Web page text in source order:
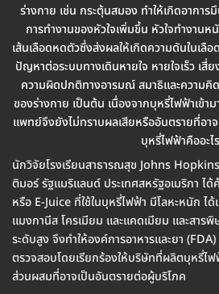
ร่างกาย เช่น กระตุ้นสมอง ทำให้เกิดอาการ
การทำงานของหัวใจเพิ่มขึ้น หัวใจทำงานห
เส้นเลือดหดตัวซึ่งส่งผลให้เกิดความดันในเลื
ปัญหาต่อระบบทางเดินหายใจ หายใจเร็ว เสี่
ความผิดปกติทางอารมณ์ สมาธิและความ
ของร่างกาย เป็นต้น เนื่องจากบุหรี่ไฟฟ้าเข้า
แพทย์จึงยังไม่ทราบผลเสียหรืออันตรายที่อาจ
บุหรี่ไฟฟ้าคืออะไร
นักวิจัยโรงเรียนสาธารณสุข Johns
ติมอร์ รัฐแมริแลนด์ ประเทศสหรัฐอเมริกา ไ
หรือ E-Juice ที่ใช้ในบุหรี่ไฟฟ้า มีโลหะหนัก ไ
แมงกานีส โครเมียม และแคดเมียม และสารพิ
ระดับสูง จึงทำให้องค์การอาหารและยา
ตรวจสอบโดยเรียกร้องให้บริษัทที่ผลิตบุหรี่ไฟ
ส่วนผสมที่อาจเป็นอันตรายต่อผู้บริโภค